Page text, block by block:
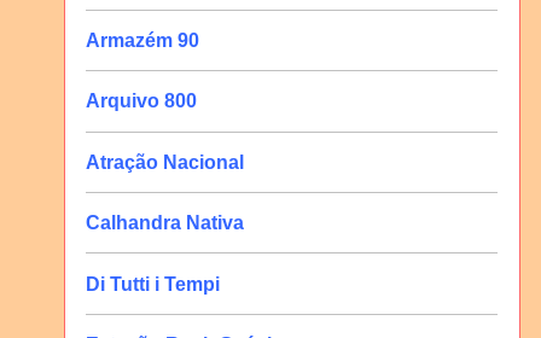
Armazém 90
Arquivo 800
Atração Nacional
Calhandra Nativa
Di Tutti i Tempi